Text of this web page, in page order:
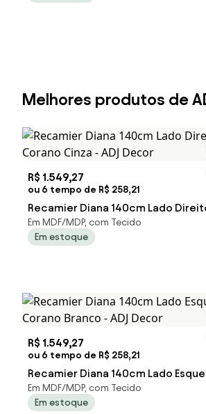
Melhores produtos de
R$ 1.549,27
ou 6 tempo de R$ 258,21
Recamier Diana 140cm Lado
Corano Cinza - ADJ Decor
Em MDF/MDP, com Tecido
Em estoque
R$ 1.549,27
ou 6 tempo de R$ 258,21
Recamier Diana 140cm Lado
Corano Branco - ADJ Decor
Em MDF/MDP, com Tecido
Em estoque